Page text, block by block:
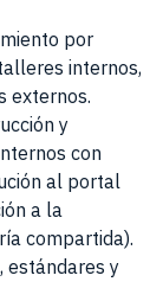
por
internos,
externos.
y
con
al portal
a la
compartida).
estándares y